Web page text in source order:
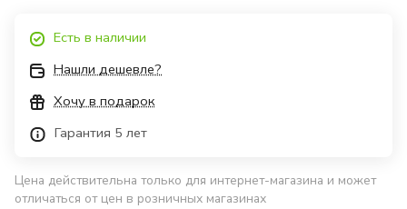
Есть в наличии
Нашли дешевле?
Хочу в подарок
Гарантия 5 лет
Цена действительна только для интернет-магазина и может
отличаться от цен в розничных магазинах